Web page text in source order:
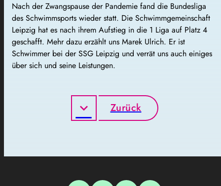
Nach der Zwangspause der Pandemie fand die Bundesliga
des Schwimmsports wieder statt. Die Schwimmgemeinschaft
Leipzig hat es nach ihrem Aufstieg in die 1 Liga auf Platz 4
geschafft. Mehr dazu erzählt uns Marek Ulrich. Er ist
Schwimmer bei der SSG Leipzig und verrät uns auch einiges
über sich und seine Leistungen.
Zurück